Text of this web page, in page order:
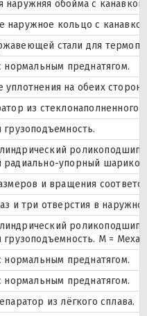
наружняя обойма с
наружное кольцо с
стали для
нормальным преднатягом.
уплотнения на обеих
из
грузоподъемность.
упорный
и вращения
и три отверстия в
грузоподъемность. М =
нормальным преднатягом.
нормальным преднатягом.
из лёгкого сплава.